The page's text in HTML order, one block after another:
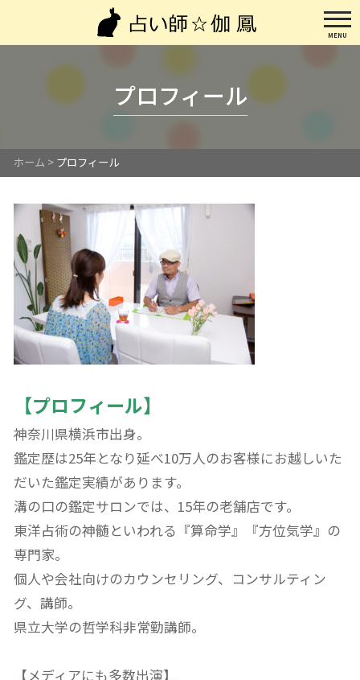
MENU
プロフィール
ホーム > プロフィール
【プロフィール】
神奈川県横浜市出身。
鑑定歴は25年となり延べ10万人のお客様にお越しいた
だいた鑑定実績があります。
溝の口の鑑定サロンでは、15年の老舗店です。
東洋占術の神髄といわれる『算命学』『方位気学』の
専門家。
個人や会社向けのカウンセリング、コンサルティン
グ、講師。
県立大学の哲学科非常勤講師。
【メディアにも多数出演】